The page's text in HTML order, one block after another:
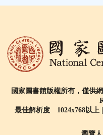
國家圖書館版權所有，僅供
最佳解析度 1024x768以上